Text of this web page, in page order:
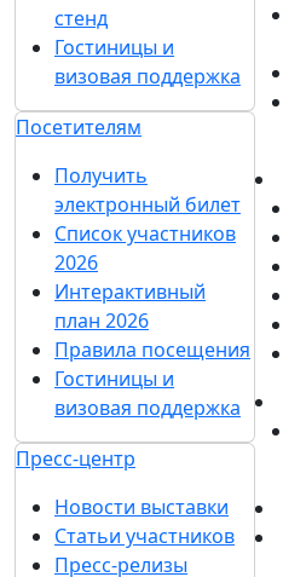
стенд
Гостиницы и
визовая поддержка
Посетителям
Получить
электронный билет
Список участников
2026
Интерактивный
план 2026
Правила посещения
Гостиницы и
визовая поддержка
Пресс-центр
Новости выставки
Статьи участников
Пресс-релизы